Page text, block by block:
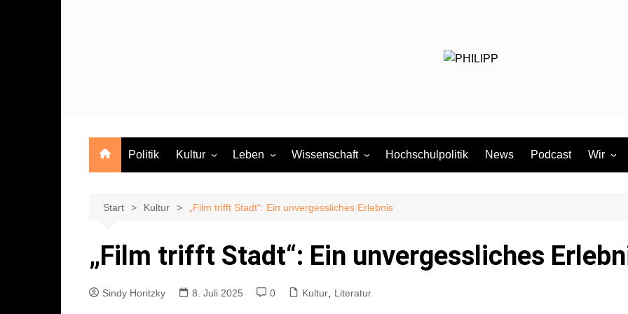
Politik Kultur
Theater
Musik
Leben
Campus
Endgegner*in
Wissenschaft Hochschulpolitik News Podcast Wir
Start Kultur „Film trifft Stadt“: Ein unvergessliches Erlebnis
„Film trifft Stadt“: Ein unvergessliches
Sindy Horitzky 8. Juli 2025 0 Kultur, Literatur